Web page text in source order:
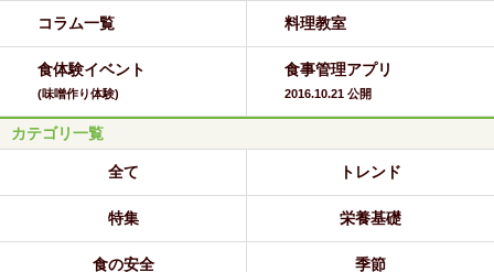
コラム一覧 料理教室
食体験イベント
(味噌作り体験)
食事管理アプリ
2016.10.21 公開
カテゴリ一覧
全て トレンド
特集 栄養基礎
食の安全 季節